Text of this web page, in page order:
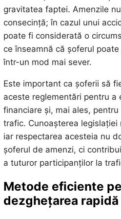
gravitatea faptei. Amenzile
consecință; în cazul unui
poate fi considerată o
ce înseamnă că șoferul
într-un mod mai sever.
Este important ca șoferii să
aceste reglementări pentru a
financiare și, mai ales,
trafic. Cunoașterea
iar respectarea acesteia nu
șoferul de amenzi, ci
a tuturor participanților la
Metode eficiente
dezghețarea